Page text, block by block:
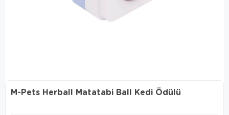
M-Pets Herball Matatabi Ball Kedi Ödülü